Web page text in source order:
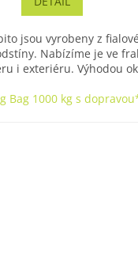
jsou vyrobeny z
Nabízíme je ve
i exteriéru. Výhodou
Bag 1000 kg s